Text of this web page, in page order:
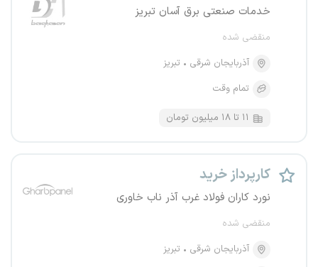
خدمات صنعتی برق آسان تبریز
منقضی شده
آذربایجان شرقی
تبریز
تمام وقت
۱۱ تا ۱۸ میلیون تومان
کارپرداز خرید
نورد کاران فولاد غرب آذر ناب خاوری
منقضی شده
آذربایجان شرقی
تبریز